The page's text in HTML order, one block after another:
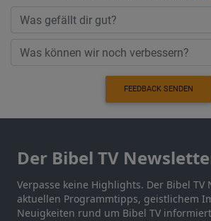
FEEDBACK SENDEN
Der Bibel TV
Verpasse keine Highlights. Der Bibel TV
aktuellen Programmtipps, geistlichem
Neuigkeiten rund um Bibel TV